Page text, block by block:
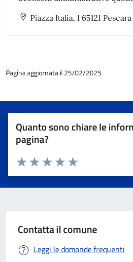
l’attività dei vari settori per
funzionamento dell’ente.
Piazza Italia, 1 65121
Pagina aggiornata il 25/02/2025
Quanto sono chiare le
pagina?
Valuta 5 stelle su 5
Valuta 4 stelle su 5
Valuta 3 stelle su 5
Valuta 2 stelle su 5
Valuta 1 stelle su 5
Contatta il comune
Leggi le domande frequenti